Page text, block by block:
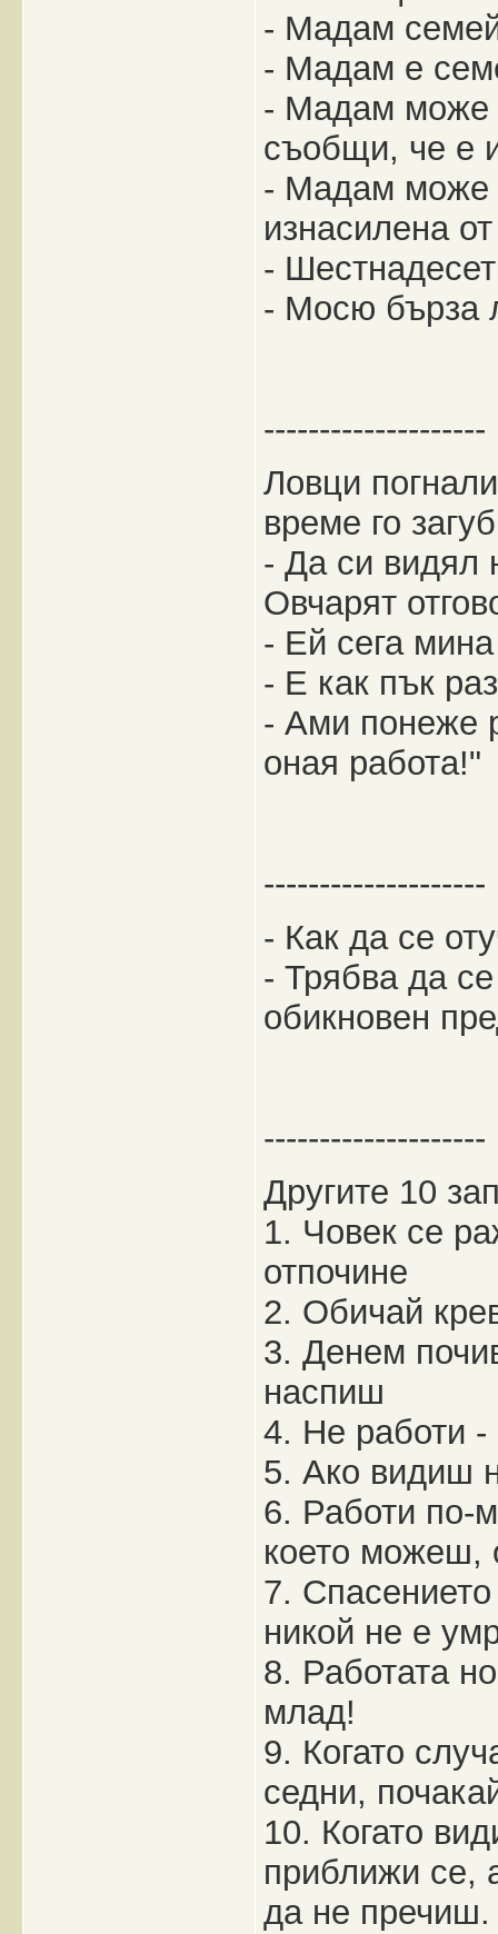
- Мадам
- Мадам е
- Мадам може
съобщи, че е
- Мадам може
изнасилена
-
- Мосю бърза
--------------------
Ловци
време го
- Да си видял
Овчарят
- Ей сега
- Е как пък
- Ами понеже
оная работа!"
--------------------
- Как да се
- Трябва да
обикновен
--------------------
Другите 10
1. Човек се
отпочине
2. Обичай
3. Денем
наспиш
4. Не работи -
5. Ако видиш
6. Работи по-
което можеш,
7.
никой не е
8. Работата
млад!
9. Когато
седни,
10. Когато
приближи се,
да не пречиш.